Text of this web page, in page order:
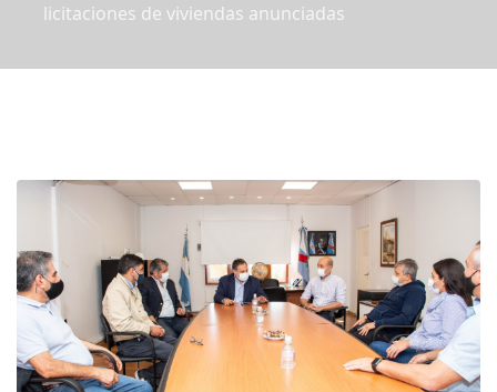
licitaciones de viviendas anunciadas